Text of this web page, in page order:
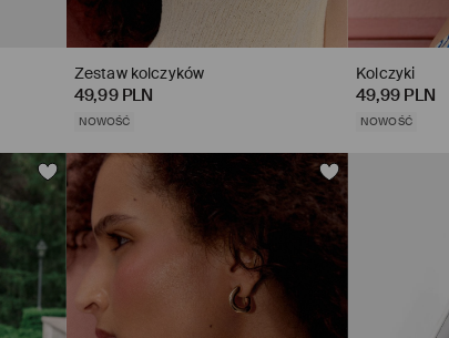
Zestaw kolczyków
49,99 PLN
NOWOŚĆ
Kolczyki
49,99 PLN
NOWOŚĆ